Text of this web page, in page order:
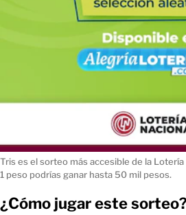
Tris es el sorteo más accesible de la
1 peso podrías ganar hasta 50 mil pesos.
¿Cómo jugar este